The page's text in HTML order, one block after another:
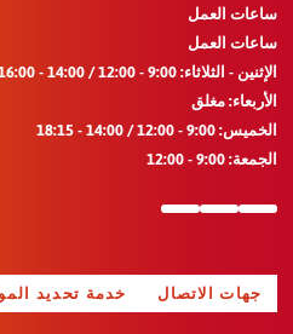
العمل
العمل
9:00 - 12:00 / 14:00 - 16:00
مغلق
/ 14:00 - 18:15
- 12:00
الاتصال خدمة تحديد المواعيد